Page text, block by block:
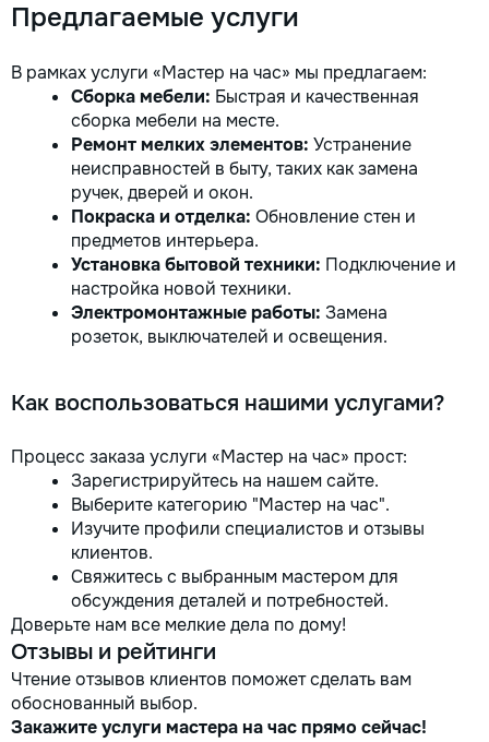
dumneavoastră!
Предлагаемые услуги
В рамках услуги «Мастер на час» мы предлагаем:
Сборка мебели: Быстрая и качественная
сборка мебели на месте.
Ремонт мелких элементов: Устранение
неисправностей в быту, таких как замена
ручек, дверей и окон.
Покраска и отделка: Обновление стен и
предметов интерьера.
Установка бытовой техники: Подключение и
настройка новой техники.
Электромонтажные работы: Замена
розеток, выключателей и освещения.
Как воспользоваться нашими услугами?
Процесс заказа услуги «Мастер на час» прост:
Зарегистрируйтесь на нашем сайте.
Выберите категорию "Мастер на час".
Изучите профили специалистов и отзывы
клиентов.
Свяжитесь с выбранным мастером для
обсуждения деталей и потребностей.
Доверьте нам все мелкие дела по дому!
Отзывы и рейтинги
Чтение отзывов клиентов поможет сделать вам
обоснованный выбор.
Закажите услуги мастера на час прямо сейчас!